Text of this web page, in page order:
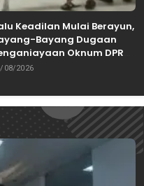
Keadilan Mulai Berayun,
Bayang Dugaan
Oknum DPRD
Masuk Meja Hijau
08/2026